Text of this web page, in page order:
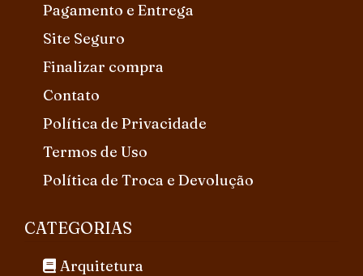
Pagamento e Entrega
Site Seguro
Finalizar compra
Contato
Política de Privacidade
Termos de Uso
Política de Troca e Devolução
CATEGORIAS
Arquitetura